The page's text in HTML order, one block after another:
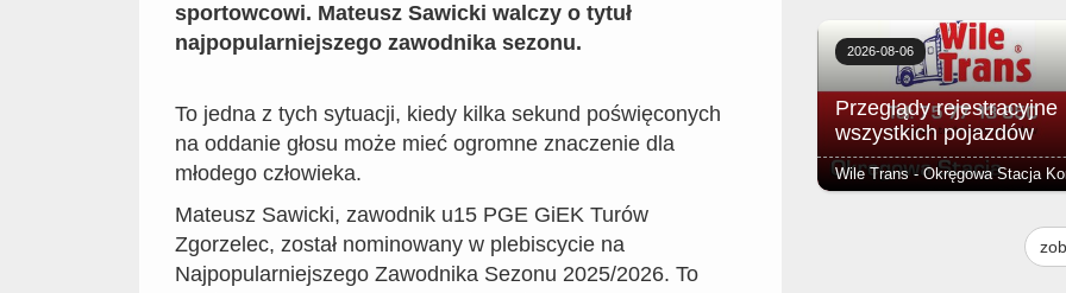
sportowcowi. Mateusz Sawicki walczy o tytuł
najpopularniejszego zawodnika sezonu.
To jedna z tych sytuacji, kiedy kilka sekund poświęconych
na oddanie głosu może mieć ogromne znaczenie dla
młodego człowieka.
Mateusz Sawicki, zawodnik u15 PGE GiEK Turów
Zgorzelec, został nominowany w plebiscycie na
Najpopularniejszego Zawodnika Sezonu 2025/2026. To
zapomnieć. W pierwszych dniach
szkoły, okazuje się, że czegoś
zabrakło. W aplikacji InPost
chęcią pomoże Ci Von Halsky
Przeglądy rejestracyjne
wszystkich pojazdów
pojazdu. Badania techniczne
wykonamy szybko i
2026-08-06